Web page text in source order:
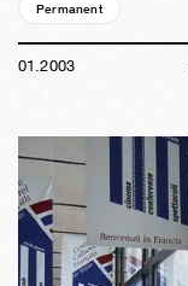
Permanent
01 .2003